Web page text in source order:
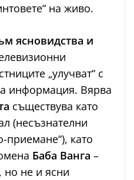
на живо.
ясновидства и
„улучват“ с
информация. Вярва
съществува като
(несъзнателни
приемане“), като
Баба Ванга –
но не и ясни